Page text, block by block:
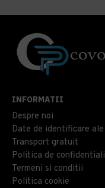
INFORMATII
Despre noi
Date de identificare
Transport gratuit
Politica de
Termeni si conditii
Politica cookie